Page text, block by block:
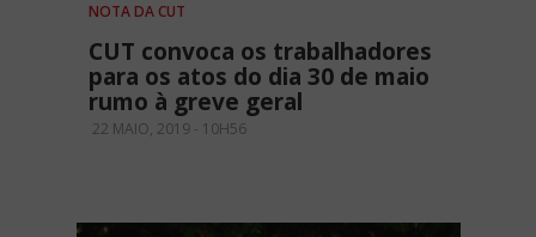
NOTA DA CUT
CUT convoca os trabalhadores
para os atos do dia 30 de maio
rumo à greve geral
22 MAIO, 2019 - 10H56